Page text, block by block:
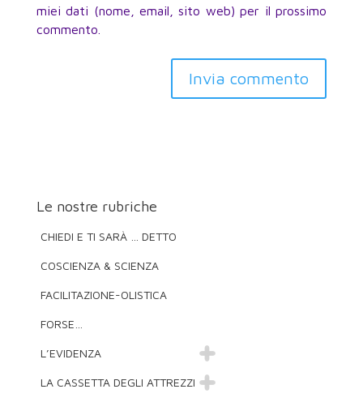
miei dati (nome, email, sito web) per il prossimo
commento.
Invia commento
Le nostre rubriche
CHIEDI E TI SARÀ … DETTO
COSCIENZA & SCIENZA
FACILITAZIONE-OLISTICA
FORSE…
L’EVIDENZA
LA CASSETTA DEGLI ATTREZZI